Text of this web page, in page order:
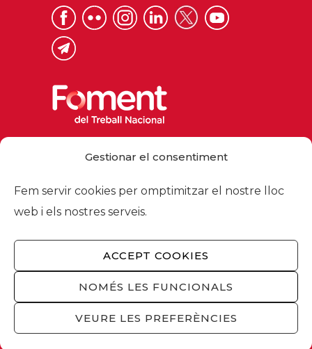
Gestionar el consentiment
Fem servir cookies per omptimitzar el nostre lloc
web i els nostres serveis.
ACCEPT COOKIES
NOMÉS LES FUNCIONALS
VEURE LES PREFERÈNCIES
foment@foment.com
© 2026 - Foment del Treball Nacional
Nosaltres
privacitat/ Política cookies/Privacitat
xarxes socials